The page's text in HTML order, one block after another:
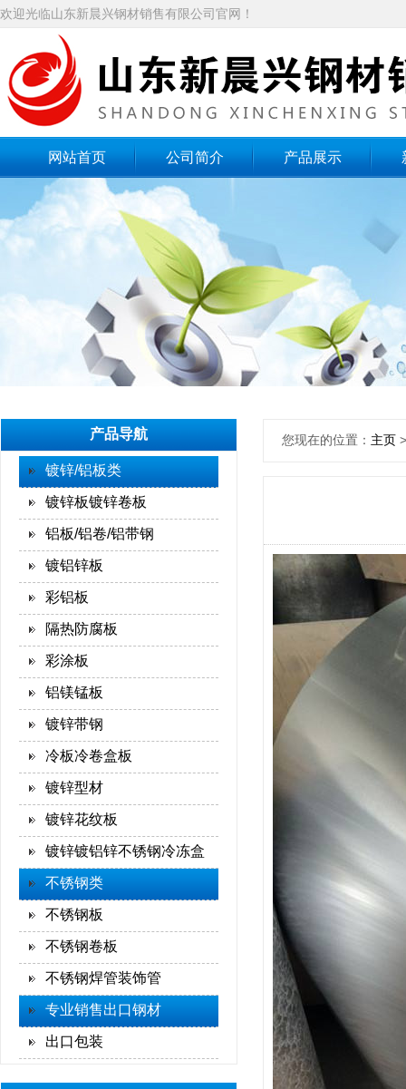
欢迎光临山东新晨兴钢材销售有限公司官网！
网站首页 公司简介 产品展示
产品导航
镀锌/铝板类
镀锌板镀锌卷板
铝板/铝卷/铝带钢
镀铝锌板
彩铝板
隔热防腐板
彩涂板
铝镁锰板
镀锌带钢
冷板冷卷盒板
镀锌型材
镀锌花纹板
镀锌镀铝锌不锈钢冷冻盒
不锈钢类
不锈钢板
不锈钢卷板
不锈钢焊管装饰管
专业销售出口钢材
出口包装
您现在的位置： 主页